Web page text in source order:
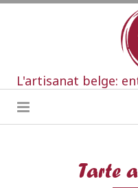
L'artisanat belge:
Tarte